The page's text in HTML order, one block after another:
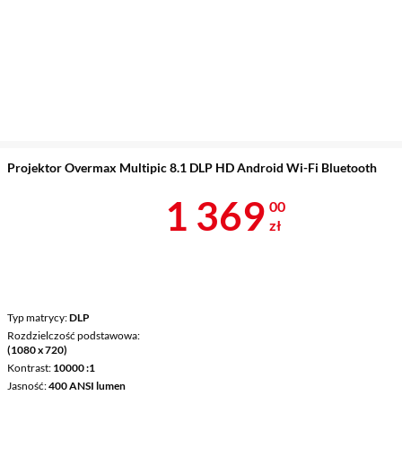
Projektor Overmax Multipic 8.1 DLP HD Android Wi-Fi Bluetooth
Typ matrycy DLP
Rozdzielczość podstawowa
(1080 x 720)
Kontrast 10000 :1
Jasność 400 ANSI lumen
Cena 1 369 zł
1 369 00
zł